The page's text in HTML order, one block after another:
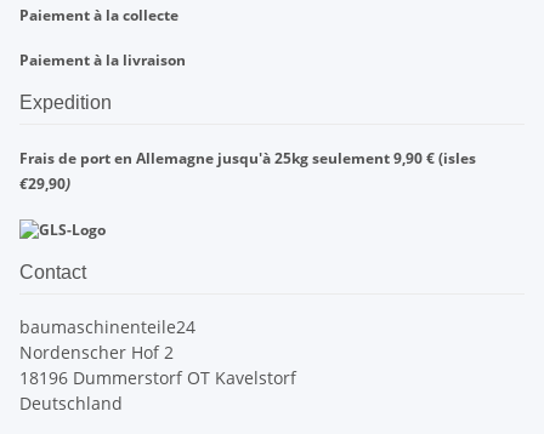
Paiement à la collecte
Paiement à la livraison
Expedition
Frais de port en Allemagne jusqu'à 25kg seulement 9,90 € (isles
€29,90)
Contact
baumaschinenteile24
Nordenscher Hof 2
18196 Dummerstorf OT Kavelstorf
Deutschland